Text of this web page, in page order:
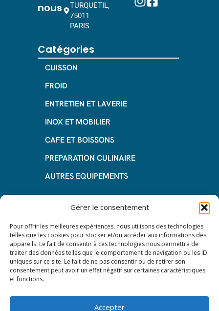
Gérer le consentement
Pour offrir les meilleures expériences, nous utilisons des technologies
telles que les cookies pour stocker et/ou accéder aux informations des
appareils. Le fait de consentir à ces technologies nous permettra de
traiter des données telles que le comportement de navigation ou les ID
uniques sur ce site. Le fait de ne pas consentir ou de retirer son
consentement peut avoir un effet négatif sur certaines caractéristiques
et fonctions.
Accepter
nous
TURQUETIL,
75011
PARIS
Catégories
CUISSON
FROID
ENTRETIEN ET LAVERIE
INOX ET MOBILIER
CAFE ET BOISSONS
PREPARATION CULINAIRE
AUTRES EQUIPEMENTS
Informations
Questions fréquentes
Les avantages de la LOA
Les étapes du leasing de matériel
de restauration
Mentions Légales